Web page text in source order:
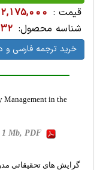
قیمت : 2,175,000 ریال
شناسه محصول:
خرید ترجمه فارسی و
Management in the
1 Mb, PDF
گرایش های تحقیقاتی